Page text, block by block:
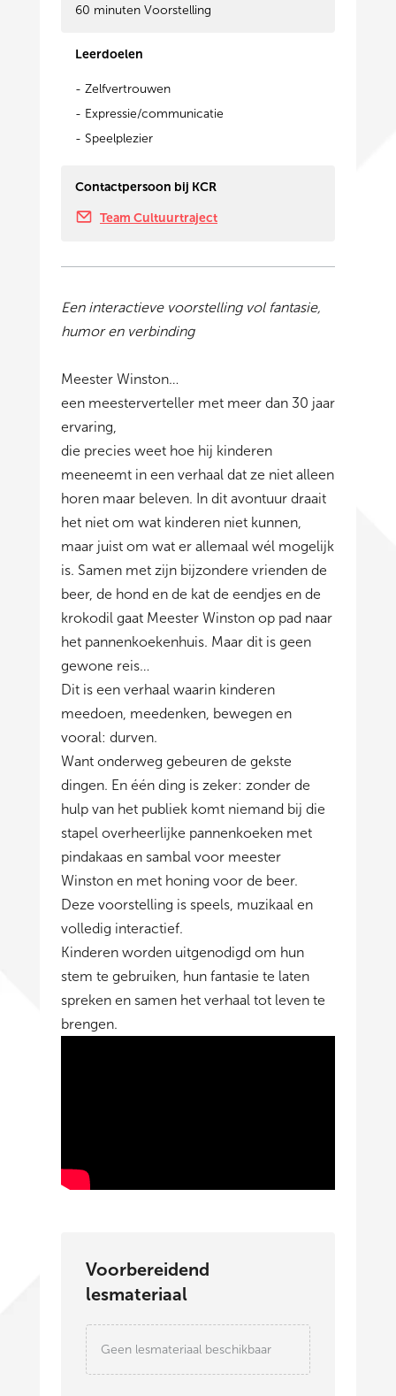
60 minuten Voorstelling
Leerdoelen
- Zelfvertrouwen
- Expressie/communicatie
- Speelplezier
Contactpersoon bij KCR
Team Cultuurtraject
Een interactieve voorstelling vol fantasie,
humor en verbinding
Meester Winston…
een meesterverteller met meer dan 30 jaar
ervaring,
die precies weet hoe hij kinderen
meeneemt in een verhaal dat ze niet alleen
horen maar beleven. In dit avontuur draait
het niet om wat kinderen niet kunnen,
maar juist om wat er allemaal wél mogelijk
is. Samen met zijn bijzondere vrienden de
beer, de hond en de kat de eendjes en de
krokodil gaat Meester Winston op pad naar
het pannenkoekenhuis. Maar dit is geen
gewone reis…
Dit is een verhaal waarin kinderen
meedoen, meedenken, bewegen en
vooral: durven.
Want onderweg gebeuren de gekste
dingen. En één ding is zeker: zonder de
hulp van het publiek komt niemand bij die
stapel overheerlijke pannenkoeken met
pindakaas en sambal voor meester
Winston en met honing voor de beer.
Deze voorstelling is speels, muzikaal en
volledig interactief.
Kinderen worden uitgenodigd om hun
stem te gebruiken, hun fantasie te laten
spreken en samen het verhaal tot leven te
brengen.
Voorbereidend
lesmateriaal
Geen lesmateriaal beschikbaar